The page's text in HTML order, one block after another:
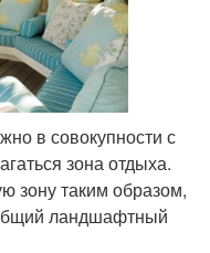
в совокупности с
зона отдыха.
зону таким образом,
ландшафтный